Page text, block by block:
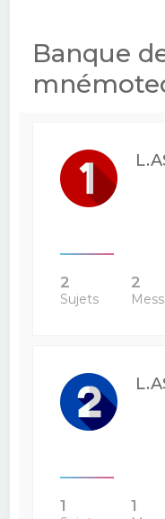
Banque
2
Sujets
2
1 1